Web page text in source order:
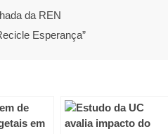
da REN
Esperança”